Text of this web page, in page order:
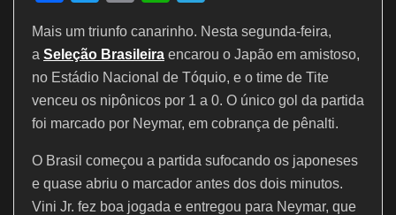
c
e
b
o
o
k
w
itt
er
ai
l
h
at
s
A
p
p
el
e
gr
a
m
Mais um triunfo canarinho. Nesta segunda-feira,
a Seleção Brasileira encarou o Japão em amistoso,
no Estádio Nacional de Tóquio, e o time de Tite
venceu os nipônicos por 1 a 0. O único gol da partida
foi marcado por Neymar, em cobrança de pênalti.
O Brasil começou a partida sufocando os japoneses
e quase abriu o marcador antes dos dois minutos.
Vini Jr. fez boa jogada e entregou para Neymar, que